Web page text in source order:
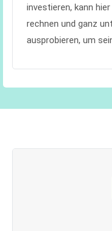
investieren, kann
rechnen und ganz
ausprobieren, um